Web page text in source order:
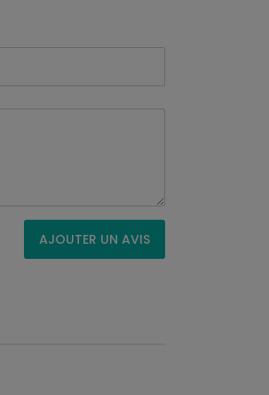
AJOUTER UN AVIS